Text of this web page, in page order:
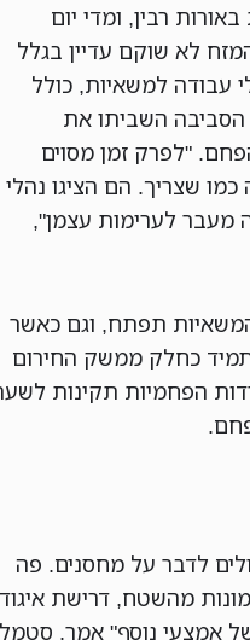
רבין, ומדי יום
לא שוקם עדיין בגלל
עבודה למשאיות, כולל
השביתו את
"לפרק זמן מסוים
שצריך. הם הציגו נהלי
מעבר לערימות עצמן",
תפתח, וגם כאשר
כחלק ממשק החירום
הפחמיות תקינות
לדבר על מחסנים. פה
מהשטח, דרישת איגוד
של אמצעי נוסף" אמר.